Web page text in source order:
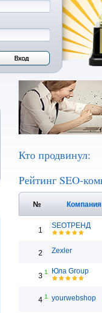
Кто продвинул:
Рейтинг SEO-
№
1
SEOТРЕНД
2 Zexler
3 1 Юла Group
4 1 yourwebshop